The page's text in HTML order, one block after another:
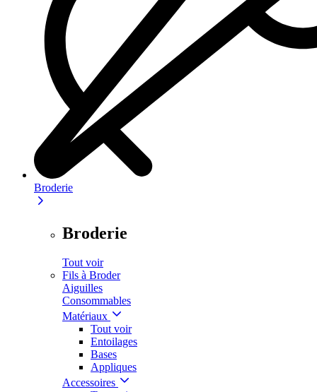
Broderie
Broderie
Tout voir
Fils à Broder
Aiguilles
Consommables
Matériaux
Tout voir
Entoilages
Bases
Appliques
Accessoires